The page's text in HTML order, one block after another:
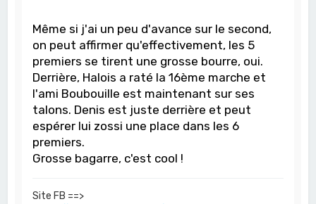
Même si j'ai un peu d'avance sur le second,
on peut affirmer qu'effectivement, les 5
premiers se tirent une grosse bourre, oui.
Derrière, Halois a raté la 16ème marche et
l'ami Boubouille est maintenant sur ses
talons. Denis est juste derrière et peut
espérer lui zossi une place dans les 6
premiers.
Grosse bagarre, c'est cool !
Site FB ==>